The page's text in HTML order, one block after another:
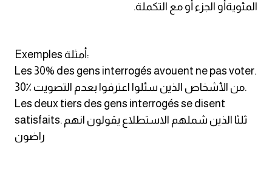
المئويةأو الجزء أو مع التكملة.
Exemples أمثلة:
Les 30% des gens interrogés avouent ne pas voter.
30٪ من الأشخاص الذين سئلوا اعترفوا بعدم التصويت.
Les deux tiers des gens interrogés se disent
satisfaits. ثلثا الذين شملهم الاستطلاع يقولون انهم
راضون